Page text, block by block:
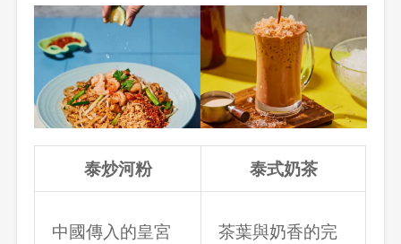
泰炒河粉 泰式奶茶
中國傳入的皇宮
茶葉與奶香的完